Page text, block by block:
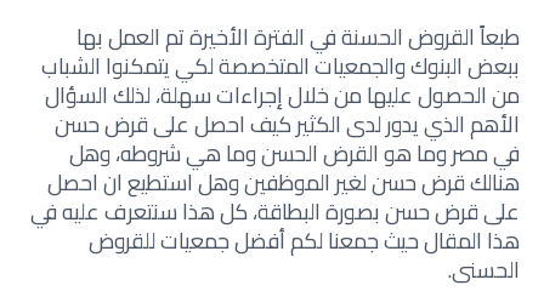
طبعاً القروض الحسنة في الفترة الأخيرة تم العمل بها
ببعض البنوك والجمعيات المتخصصة لكي يتمكنوا الشباب
من الحصول عليها من خلال إجراءات سهلة، لذلك السؤال
الأهم الذي يدور لدى الكثير كيف احصل على قرض حسن
في مصر وما هو القرض الحسن وما هي شروطه، وهل
هنالك قرض حسن لغير الموظفين وهل استطيع ان احصل
على قرض حسن بصورة البطاقة، كل هذا سنتعرف عليه في
هذا المقال حيث جمعنا لكم أفضل جمعيات للقروض
الحسنى.